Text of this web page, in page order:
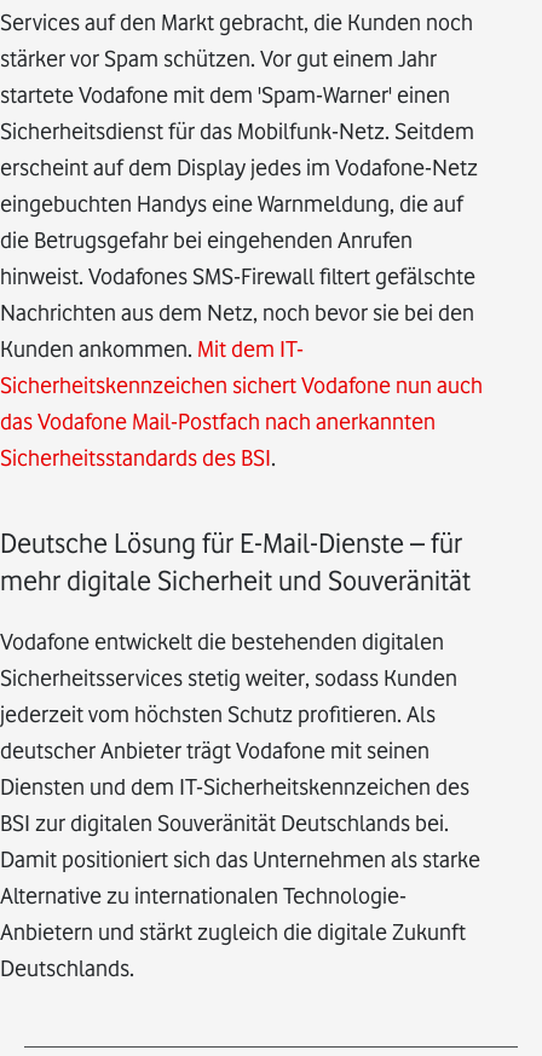
Services auf den Markt gebracht, die Kunden noch
stärker vor Spam schützen. Vor gut einem Jahr
startete Vodafone mit dem 'Spam-Warner' einen
Sicherheitsdienst für das Mobilfunk-Netz. Seitdem
erscheint auf dem Display jedes im Vodafone-Netz
eingebuchten Handys eine Warnmeldung, die auf
die Betrugsgefahr bei eingehenden Anrufen
hinweist. Vodafones SMS-Firewall filtert gefälschte
Nachrichten aus dem Netz, noch bevor sie bei den
Kunden ankommen. Mit dem IT-
Sicherheitskennzeichen sichert Vodafone nun auch
das Vodafone Mail-Postfach nach anerkannten
Sicherheitsstandards des BSI.
Deutsche Lösung für E-Mail-Dienste – für
mehr digitale Sicherheit und Souveränität
Vodafone entwickelt die bestehenden digitalen
Sicherheitsservices stetig weiter, sodass Kunden
jederzeit vom höchsten Schutz profitieren. Als
deutscher Anbieter trägt Vodafone mit seinen
Diensten und dem IT-Sicherheitskennzeichen des
BSI zur digitalen Souveränität Deutschlands bei.
Damit positioniert sich das Unternehmen als starke
Alternative zu internationalen Technologie-
Anbietern und stärkt zugleich die digitale Zukunft
Deutschlands.